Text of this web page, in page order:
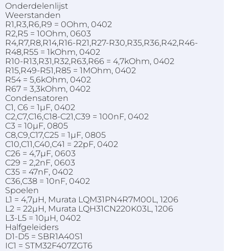
Onderdelenlijst
Weerstanden
R1,R3,R6,R9 = 0Ohm, 0402
R2,R5 = 10Ohm, 0603
R4,R7,R8,R14,R16-R21,R27-R30,R35,R36,R42,R46-
R48,R55 = 1kOhm, 0402
R10-R13,R31,R32,R63,R66 = 4,7kOhm, 0402
R15,R49-R51,R85 = 1MOhm, 0402
R54 = 5,6kOhm, 0402
R67 = 3,3kOhm, 0402
Condensatoren
C1, C6 = 1µF, 0402
C2,C7,C16,C18-C21,C39 = 100nF, 0402
C3 = 10µF, 0805
C8,C9,C17,C25 = 1µF, 0805
C10,C11,C40,C41 = 22pF, 0402
C26 = 4,7µF, 0603
C29 = 2,2nF, 0603
C35 = 47nF, 0402
C36,C38 = 10nF, 0402
Spoelen
L1 = 4,7µH, Murata LQM31PN4R7M00L, 1206
L2 = 22µH, Murata LQH31CN220K03L, 1206
L3-L5 = 10µH, 0402
Halfgeleiders
D1-D5 = SBR1A40S1
IC1 = STM32F407ZGT6